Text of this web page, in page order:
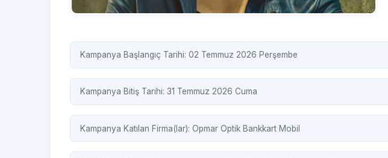
Kampanya Başlangıç Tarihi: 02 Temmuz 2026 Perşembe
Kampanya Bitiş Tarihi: 31 Temmuz 2026 Cuma
Kampanya Katılan Firma(lar): Opmar Optik Bankkart Mobil